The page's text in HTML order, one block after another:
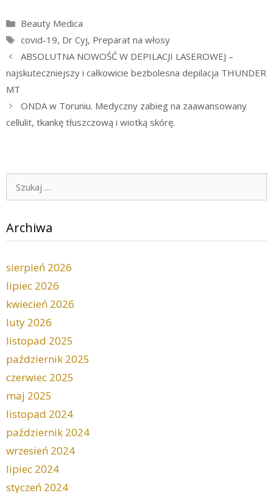
Kategorie
Beauty Medica
Tagi
covid-19, Dr Cyj, Preparat na włosy
ABSOLUTNA NOWOŚĆ W DEPILACJI LASEROWEJ –
najskuteczniejszy i całkowicie bezbolesna depilacja THUNDER
MT
ONDA w Toruniu. Medyczny zabieg na zaawansowany
cellulit, tkankę tłuszczową i wiotką skórę.
Szukaj:
Archiwa
sierpień 2026
lipiec 2026
kwiecień 2026
luty 2026
listopad 2025
październik 2025
czerwiec 2025
maj 2025
listopad 2024
październik 2024
wrzesień 2024
lipiec 2024
styczeń 2024